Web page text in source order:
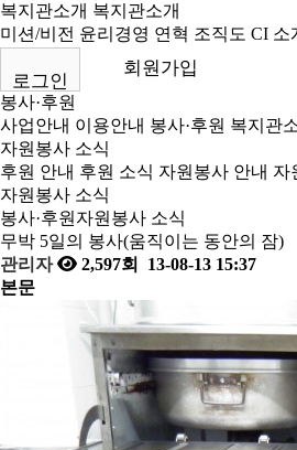
복지관소개 복지관소개
미션/비전 윤리경영 연혁 조직도 CI 소
로그인
회원가입
봉사·후원
사업안내 이용안내 봉사·후원 복지관
자원봉사 소식
후원 안내 후원 소식 자원봉사 안내 자
자원봉사 소식
봉사·후원 자원봉사 소식
무박 5일의 봉사(움직이는 동안의 잠)
관리자
2,597회
13-08-13 15:37
본문